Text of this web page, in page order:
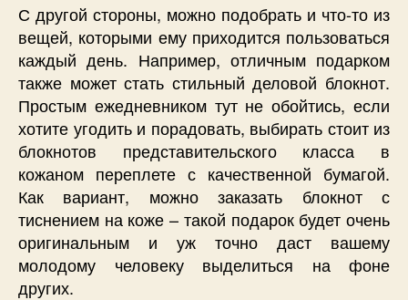
С другой стороны, можно подобрать и что-то из
вещей, которыми ему приходится пользоваться
каждый день. Например, отличным подарком
также может стать стильный деловой блокнот.
Простым ежедневником тут не обойтись, если
хотите угодить и порадовать, выбирать стоит из
блокнотов представительского класса в
кожаном переплете с качественной бумагой.
Как вариант, можно заказать блокнот с
тиснением на коже – такой подарок будет очень
оригинальным и уж точно даст вашему
молодому человеку выделиться на фоне
других.